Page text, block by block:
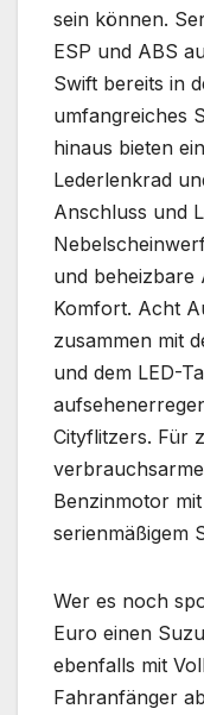
sein können.
ESP und ABS
Swift bereits in
umfangreiches
hinaus bieten
Lederlenkrad
Anschluss und
und beheizbare
Komfort. Acht
zusammen mit
und dem LED-
Cityflitzers. Für
Benzinmotor
serienmäßigem
Wer es noch
Euro einen
ebenfalls mit
Fahranfänger